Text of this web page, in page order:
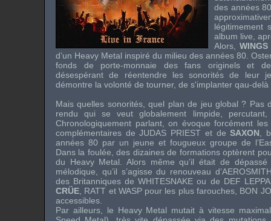
des années
légitimement
album live,
Alors,
d’un Heavy Metal inspiré du milieu des années 80.
fonds de porte-monnaie des fans originels et
désespérant de réentendre les sonorités de leur
démontre la volonté de tourner, de s'implanter qau-
Mais quelles sonorités, quel plan de jeu global ? Pas
rendu qui se veut globalement limpide, percutant,
Chronologiquement parlant, on évoque forcément
complémentaires deJUDAS PRIEST et deSAXON ,
années 80 par un jeune et fougueux groupe de
Dans la foulée, des dizaines de formations optèrent
du Heavy Metal. Alors même qu’il était de
mélodique, qu’il s’agisse du renouveau d’
des Britanniques deWHITESNAKE ou de DEF
CRÜE RATT et WASPpour les plus farouches, BON
accessibles.
Par ailleurs, le Heavy Metal mutait à vitesse